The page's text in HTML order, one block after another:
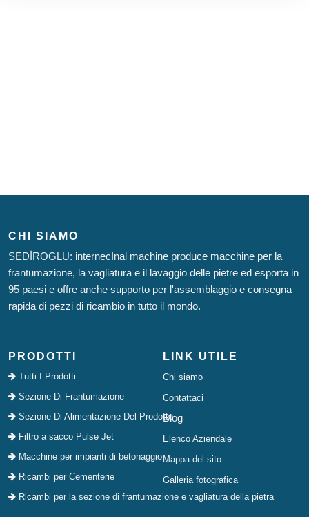
CHI SIAMO
SEDİROGLU: internecInal machine produce macchine per la
frantumazione, la vagliatura e il lavaggio delle pietre ed esporta in
95 paesi e offre anche supporto per l'assemblaggio e consegna
rapida di pezzi di ricambio in tutto il mondo.
PRODOTTI
Tutti I Prodotti
Sezione Di Frantumazione
Sezione Di Alimentazione Del Prodotto
Filtro a sacco Pulse Jet
Macchine per impianti di betonaggio
Ricambi per Cementerie
Ricambi per la sezione di frantumazione e vagliatura della pietra
LINK UTILE
Chi siamo
Contattaci
Blog
Elenco Aziendale
Mappa del sito
Galleria fotografica